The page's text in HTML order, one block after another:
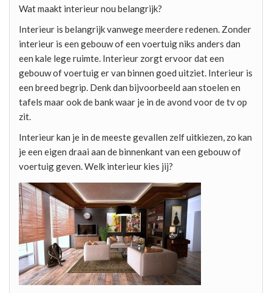
Wat maakt interieur nou belangrijk?
Interieur is belangrijk vanwege meerdere redenen. Zonder
interieur is een gebouw of een voertuig niks anders dan
een kale lege ruimte. Interieur zorgt ervoor dat een
gebouw of voertuig er van binnen goed uitziet. Interieur is
een breed begrip. Denk dan bijvoorbeeld aan stoelen en
tafels maar ook de bank waar je in de avond voor de tv op
zit.
Interieur kan je in de meeste gevallen zelf uitkiezen, zo kan
je een eigen draai aan de binnenkant van een gebouw of
voertuig geven. Welk interieur kies jij?